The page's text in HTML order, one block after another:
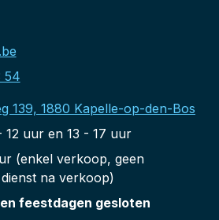
54
139, 1880 Kapelle-op-den-Bos
uur en 13 - 17 uur
(enkel verkoop, geen
na verkoop)
feestdagen gesloten